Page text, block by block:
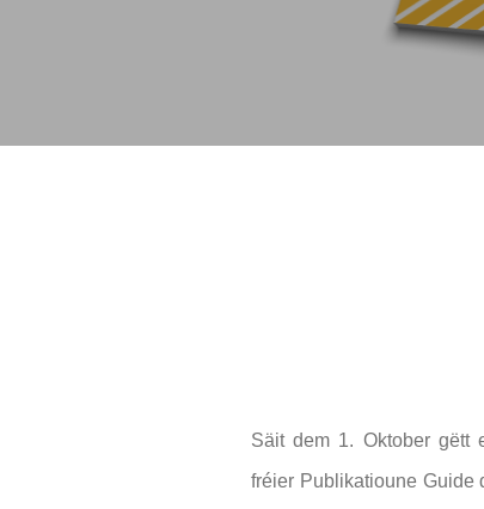
Säit dem 1. Oktober gëtt
fréier Publikatioune Guide